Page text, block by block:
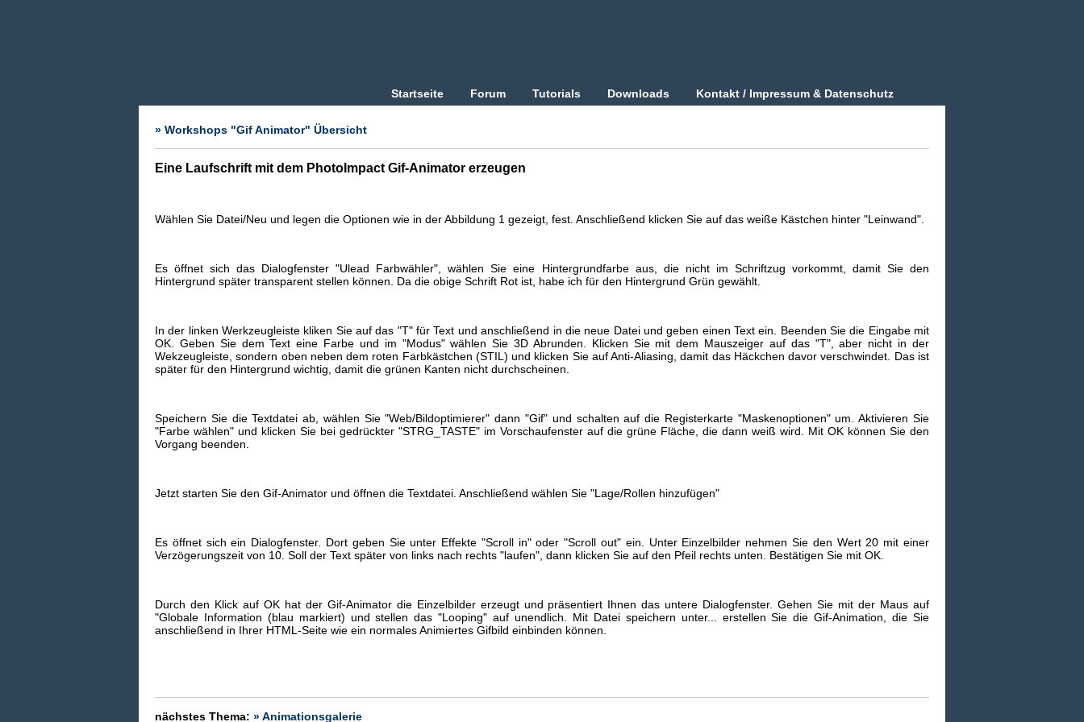
Startseite Forum Tutorials Downloads Kontakt / Impressum & Datenschutz
» Workshops "Gif Animator" Übersicht
Eine Laufschrift mit dem PhotoImpact Gif-Animator erzeugen
Wählen Sie Datei/Neu und legen die Optionen wie in der Abbildung 1 gezeigt, fest. Anschließend klicken Sie auf das weiße Kästchen hinter "Leinwand".
Es öffnet sich das Dialogfenster "Ulead Farbwähler", wählen Sie eine Hintergrundfarbe aus, die nicht im Schriftzug vorkommt, damit Sie den
Hintergrund später transparent stellen können. Da die obige Schrift Rot ist, habe ich für den Hintergrund Grün gewählt.
In der linken Werkzeugleiste kliken Sie auf das "T" für Text und anschließend in die neue Datei und geben einen Text ein. Beenden Sie die Eingabe mit
OK. Geben Sie dem Text eine Farbe und im "Modus" wählen Sie 3D Abrunden. Klicken Sie mit dem Mauszeiger auf das "T", aber nicht in der
Wekzeugleiste, sondern oben neben dem roten Farbkästchen (STIL) und klicken Sie auf Anti-Aliasing, damit das Häckchen davor verschwindet. Das ist
später für den Hintergrund wichtig, damit die grünen Kanten nicht durchscheinen.
Speichern Sie die Textdatei ab, wählen Sie "Web/Bildoptimierer" dann "Gif" und schalten auf die Registerkarte "Maskenoptionen" um. Aktivieren Sie
"Farbe wählen" und klicken Sie bei gedrückter "STRG_TASTE" im Vorschaufenster auf die grüne Fläche, die dann weiß wird. Mit OK können Sie den
Vorgang beenden.
Jetzt starten Sie den Gif-Animator und öffnen die Textdatei. Anschließend wählen Sie "Lage/Rollen hinzufügen"
Es öffnet sich ein Dialogfenster. Dort geben Sie unter Effekte "Scroll in" oder "Scroll out" ein. Unter Einzelbilder nehmen Sie den Wert 20 mit einer
Verzögerungszeit von 10. Soll der Text später von links nach rechts "laufen", dann klicken Sie auf den Pfeil rechts unten. Bestätigen Sie mit OK.
Durch den Klick auf OK hat der Gif-Animator die Einzelbilder erzeugt und präsentiert Ihnen das untere Dialogfenster. Gehen Sie mit der Maus auf
"Globale Information (blau markiert) und stellen das "Looping" auf unendlich. Mit Datei speichern unter... erstellen Sie die Gif-Animation, die Sie
anschließend in Ihrer HTML-Seite wie ein normales Animiertes Gifbild einbinden können.
nächstes Thema: » Animationsgalerie